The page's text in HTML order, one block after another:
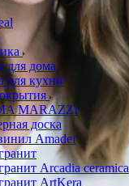
для дома
для кухни
MARAZZI
доска
Amadei
Arcadia ceramica
ArtKera